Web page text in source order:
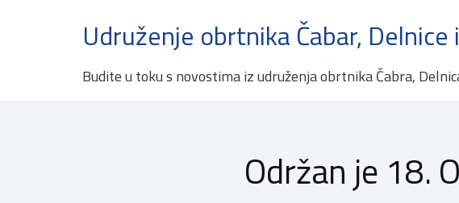
Udruženje obrtnika Čabar, Delnice
Budite u toku s novostima iz udruženja obrtnika Čabra,
Održan je 18.